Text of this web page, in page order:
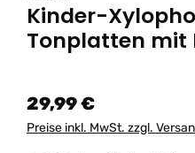
Kinder-
Tonplatten mit
29,99 €
Preise inkl. MwSt. zzgl.